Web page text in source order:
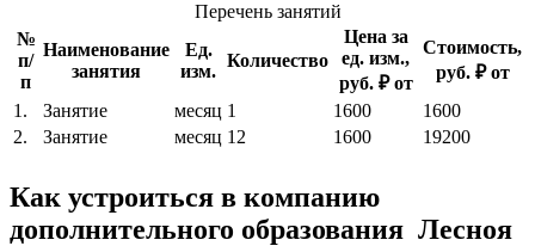
Перечень занятий
№
п/
п
Наименование
занятия
Ед.
изм.
Количество
Цена за
ед. изм.,
руб. ₽ от
Стоимость,
руб. ₽ от
1.
Занятие месяц 1 1600
1600
2.
Занятие месяц 12 1600 19200
Как устроиться в компанию
дополнительного образования Лесноя